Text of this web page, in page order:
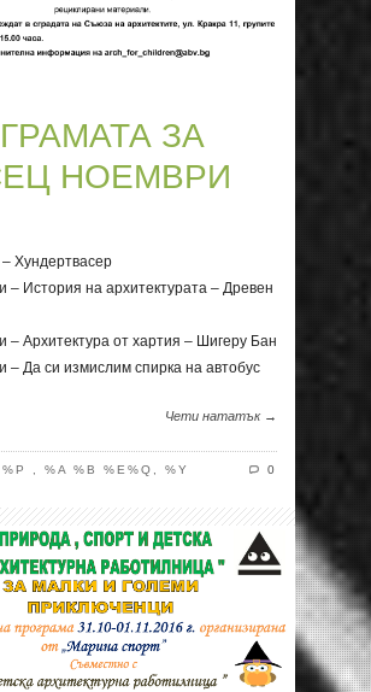
ЗА
НОЕМВРИ
Хундертвасер
– История на архитектурата – Древен
– Архитектура от хартия – Шигеру Бан
– Да си измислим спирка на автобус
Чети нататък →
, %A %B %E%Q, %Y 0